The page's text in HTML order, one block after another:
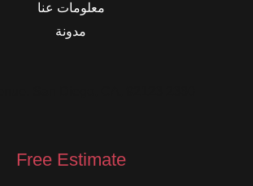
معلومات عنا
مدونة
Free Estimate